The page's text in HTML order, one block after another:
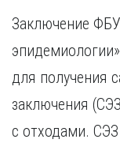
К
Казань
Кемерово
Киров
Заключение
для получения
заключения
с отходами.